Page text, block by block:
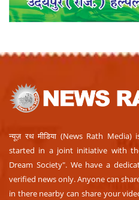
न्यूज़ रथ मीडिया (News Rath
started in a joint initiative with
Dream Society". We have a
verified news only. Anyone can
in there nearby can share your